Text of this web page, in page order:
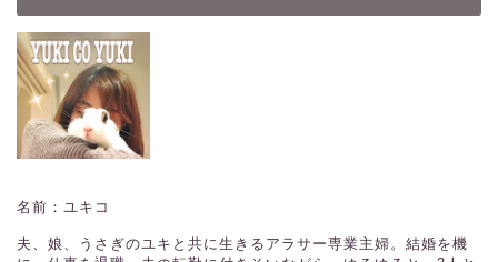
名前：ユキコ
夫、娘、うさぎのユキと共に生きるアラサー専業主婦。結婚を機